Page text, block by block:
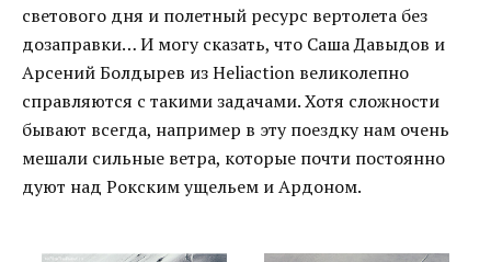
светового дня и полетный ресурс вертолета без
дозаправки… И могу сказать, что Саша Давыдов и
Арсений Болдырев из Heliaction великолепно
справляются с такими задачами. Хотя сложности
бывают всегда, например в эту поездку нам очень
мешали сильные ветра, которые почти постоянно
дуют над Рокским ущельем и Ардоном.